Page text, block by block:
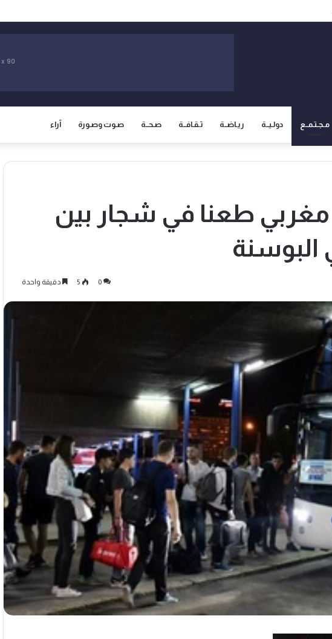
مـجـتـمــع دولـيــة ريـاضــة ثـقـافــة صـحــة صـوت وصـورة آراء
طعنا في شجار بين
0
5 دقيقة واحدة